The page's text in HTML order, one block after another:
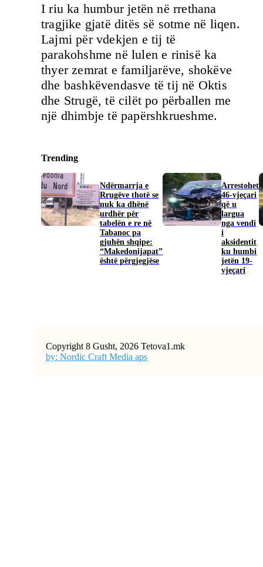
​I riu ka humbur jetën në rrethana
tragjike gjatë ditës së sotme në liqen.
Lajmi për vdekjen e tij të
parakohshme në lulen e rinisë ka
thyer zemrat e familjarëve, shokëve
dhe bashkëvendasve të tij në Oktis
dhe Strugë, të cilët po përballen me
një dhimbje të papërshkrueshme.
Trending
Ndërmarrja e
Rrugëve thotë se
nuk ka dhënë
urdhër për
tabelën e re në
Tabanoc pa
gjuhën shqipe:
“Makedonijapat”
është përgjegjëse
Arrestohet
46-vjeçari
që u
largua
nga vendi
i
aksidentit
ku humbi
jetën 19-
vjeçari
Copyright 8 Gusht, 2026 Tetova1.mk
by: Nordic Craft Media aps